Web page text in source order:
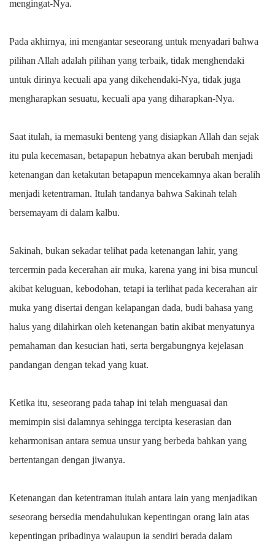
mengingat-Nya.
Pada akhirnya, ini mengantar seseorang untuk menyadari bahwa
pilihan Allah adalah pilihan yang terbaik, tidak menghendaki
untuk dirinya kecuali apa yang dikehendaki-Nya, tidak juga
mengharapkan sesuatu, kecuali apa yang diharapkan-Nya.
Saat itulah, ia memasuki benteng yang disiapkan Allah dan sejak
itu pula kecemasan, betapapun hebatnya akan berubah menjadi
ketenangan dan ketakutan betapapun mencekamnya akan beralih
menjadi ketentraman. Itulah tandanya bahwa Sakinah telah
bersemayam di dalam kalbu.
Sakinah, bukan sekadar telihat pada ketenangan lahir, yang
tercermin pada kecerahan air muka, karena yang ini bisa muncul
akibat keluguan, kebodohan, tetapi ia terlihat pada kecerahan air
muka yang disertai dengan kelapangan dada, budi bahasa yang
halus yang dilahirkan oleh ketenangan batin akibat menyatunya
pemahaman dan kesucian hati, serta bergabungnya kejelasan
pandangan dengan tekad yang kuat.
Ketika itu, seseorang pada tahap ini telah menguasai dan
memimpin sisi dalamnya sehingga tercipta keserasian dan
keharmonisan antara semua unsur yang berbeda bahkan yang
bertentangan dengan jiwanya.
Ketenangan dan ketentraman itulah antara lain yang menjadikan
seseorang bersedia mendahulukan kepentingan orang lain atas
kepentingan pribadinya walaupun ia sendiri berada dalam